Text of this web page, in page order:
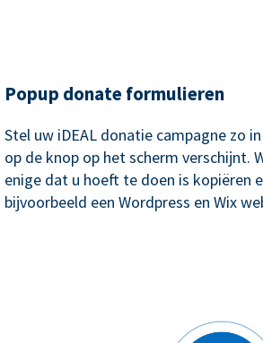
Popup donate formulieren
Stel uw iDEAL donatie campagne zo
op de knop op het scherm verschijnt.
enige dat u hoeft te doen is kopiëren
bijvoorbeeld een Wordpress en Wix